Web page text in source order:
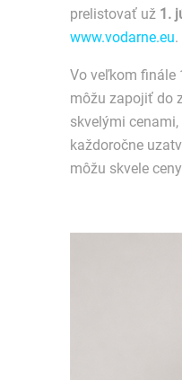
prelistovať už 1.
www.vodarne.eu.
Vo veľkom finále
môžu zapojiť do
skvelými
každoročne
môžu skvele